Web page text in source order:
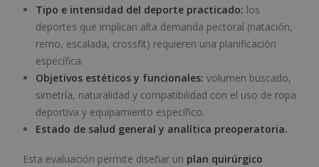
Tipo e intensidad del deporte practicado: los
deportes que implican alta demanda pectoral (natación,
remo, escalada, crossfit) requieren una planificación
específica.
Objetivos estéticos y funcionales: volumen buscado,
simetría, naturalidad y compatibilidad con el uso de ropa
deportiva y equipamiento específico.
Estado de salud general y analítica preoperatoria.
Esta evaluación permite diseñar un plan quirúrgico